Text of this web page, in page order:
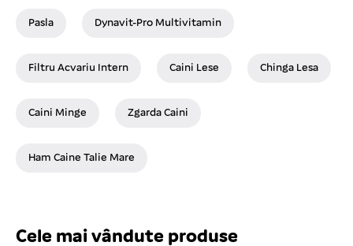
Pasla Dynavit-Pro Multivitamin
Filtru Acvariu Intern Caini Lese Chinga Lesa
Caini Minge Zgarda Caini
Ham Caine Talie Mare
Cele mai vândute produse